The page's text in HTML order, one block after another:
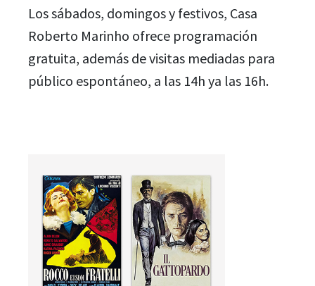
Los sábados, domingos y festivos, Casa
Roberto Marinho ofrece programación
gratuita, además de visitas mediadas para
público espontáneo, a las 14h ya las 16h.